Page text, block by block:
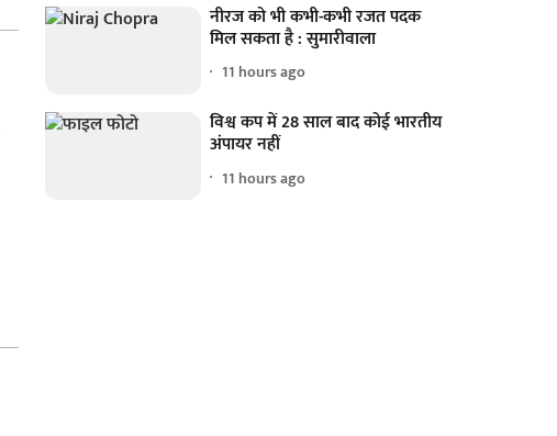
नीरज को भी कभी-कभी रजत पदक
मिल सकता है : सुमारीवाला
11 hours ago
विश्व कप में 28 साल बाद कोई भारतीय
अंपायर नहीं
11 hours ago